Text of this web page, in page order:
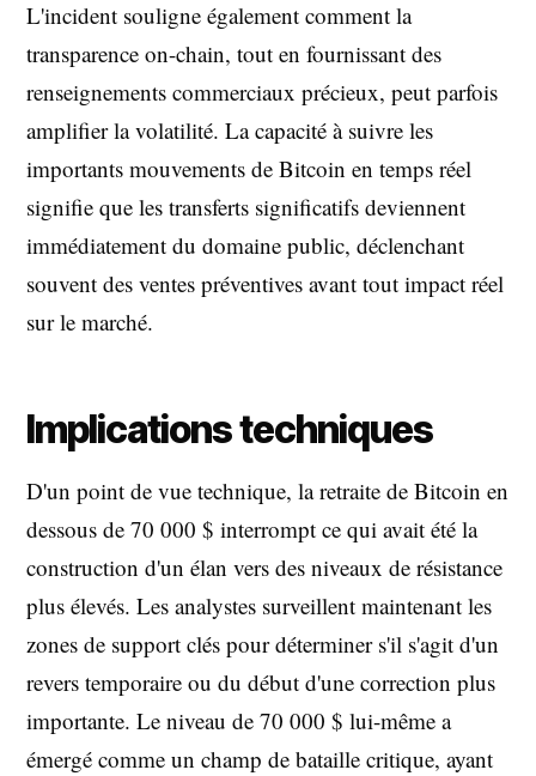
L'incident souligne également comment la
transparence on-chain, tout en fournissant des
renseignements commerciaux précieux, peut parfois
amplifier la volatilité. La capacité à suivre les
importants mouvements de Bitcoin en temps réel
signifie que les transferts significatifs deviennent
immédiatement du domaine public, déclenchant
souvent des ventes préventives avant tout impact réel
sur le marché.
Implications techniques
D'un point de vue technique, la retraite de Bitcoin en
dessous de 70 000 $ interrompt ce qui avait été la
construction d'un élan vers des niveaux de résistance
plus élevés. Les analystes surveillent maintenant les
zones de support clés pour déterminer s'il s'agit d'un
revers temporaire ou du début d'une correction plus
importante. Le niveau de 70 000 $ lui-même a
émergé comme un champ de bataille critique, ayant